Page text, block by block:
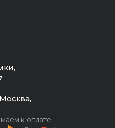
к оплате